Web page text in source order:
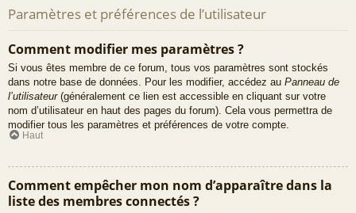
Paramètres et préférences de l’utilisateur
Comment modifier mes paramètres ?
Si vous êtes membre de ce forum, tous vos paramètres sont stockés
dans notre base de données. Pour les modifier, accédez au Panneau de
l’utilisateur(généralement ce lien est accessible en cliquant sur votre
nom d’utilisateur en haut des pages du forum). Cela vous permettra de
modifier tous les paramètres et préférences de votre compte.
Haut
Comment empêcher mon nom d’apparaître dans la
liste des membres connectés ?